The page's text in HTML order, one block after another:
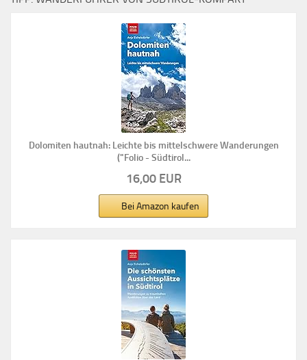
Dolomiten hautnah: Leichte bis mittelschwere Wanderungen
("Folio - Südtirol...
16,00 EUR
Bei Amazon kaufen